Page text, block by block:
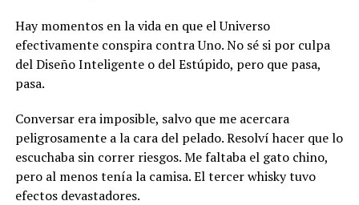
Hay momentos en la vida en que el Universo
efectivamente conspira contra Uno. No sé si por culpa
del Diseño Inteligente o del Estúpido, pero que pasa,
pasa.
Conversar era imposible, salvo que me acercara
peligrosamente a la cara del pelado. Resolví hacer que lo
escuchaba sin correr riesgos. Me faltaba el gato chino,
pero al menos tenía la camisa. El tercer whisky tuvo
efectos devastadores.